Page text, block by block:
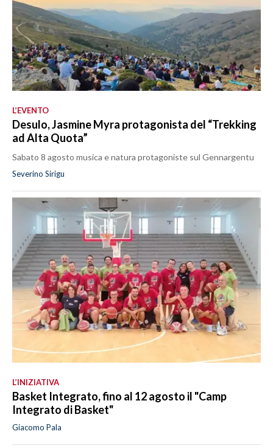
L’EVENTO
Desulo, Jasmine Myra protagonista del “Trekking
ad Alta Quota”
Sabato 8 agosto musica e natura protagoniste sul Gennargentu
Severino Sirigu
L’INIZIATIVA
Basket Integrato, fino al 12 agosto il "Camp
Integrato di Basket"
Giacomo Pala